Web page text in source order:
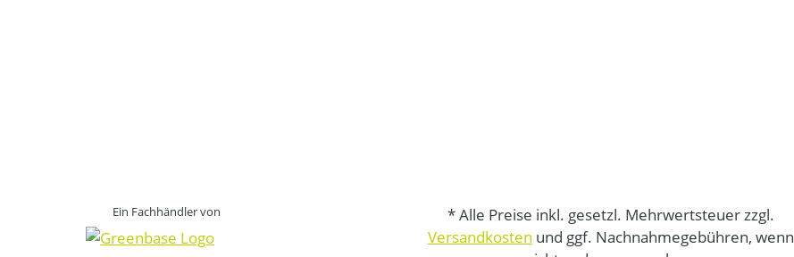
Ein Fachhändler von
* Alle Preise inkl. gesetzl. Mehrwertsteuer zzgl.
Versandkosten und ggf. Nachnahmegebühren, wenn